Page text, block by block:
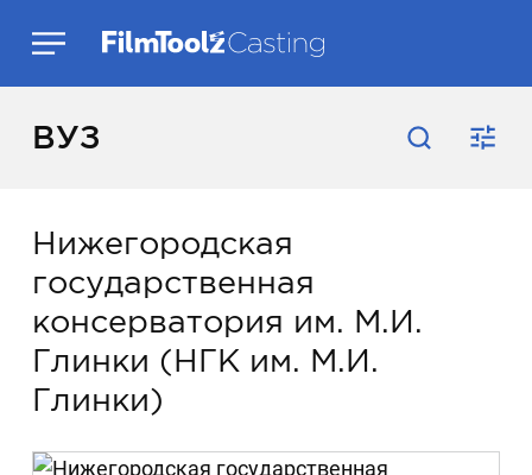
ВУЗ
Нижегородская
государственная
консерватория им. М.И.
Глинки (НГК им. М.И.
Глинки)